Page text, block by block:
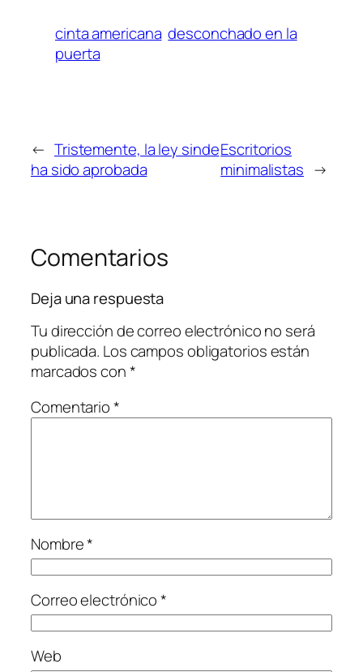
cinta americana desconchado en la
puerta
← Tristemente, la ley sinde
ha sido aprobada
Escritorios
minimalistas →
Comentarios
Deja una respuesta
Tu dirección de correo electrónico no será
publicada. Los campos obligatorios están
marcados con*
Comentario*
Nombre*
Correo electrónico*
Web